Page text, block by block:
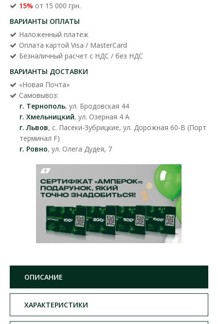
15% от 15 000 грн.
ВАРИАНТЫ ОПЛАТЫ
Наложенный платеж
Оплата картой Visa / MasterCard
Безналичный расчет с НДС / без НДС
ВАРИАНТЫ ДОСТАВКИ
«Новая Почта»
Самовывоз:
г. Тернополь, ул. Бродовская 44
г. Хмельницкий, ул. Озерная 4 А
г. Львов, с. Пасеки-Зубрицкие, ул. Дорожная 60-В (Порт
терминал F)
г. Ровно, ул. Олега Дудея, 7
ОПИСАНИЕ
ХАРАКТЕРИСТИКИ